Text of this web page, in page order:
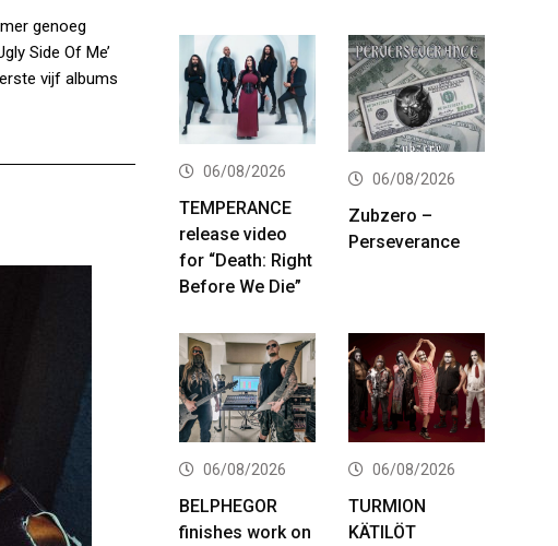
genoeg
Side Of Me’
vijf albums
06/08/2026
TEMPERANCE
release video
for “Death: Right
Before We Die”
06/08/2026
Zubzero –
Perseverance
06/08/2026
BELPHEGOR
finishes work on
06/08/2026
TURMION
KÄTILÖT